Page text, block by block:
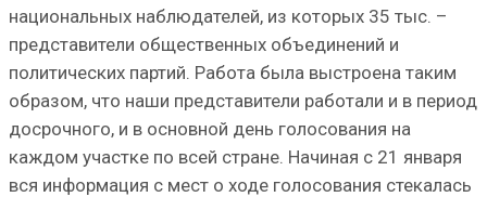
национальных наблюдателей, из которых 35 тыс. –
представители общественных объединений и
политических партий. Работа была выстроена таким
образом, что наши представители работали и в период
досрочного, и в основной день голосования на
каждом участке по всей стране. Начиная с 21 января
вся информация с мест о ходе голосования стекалась